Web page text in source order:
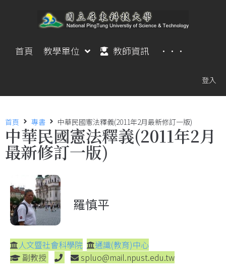
首頁 教學單位 教師資訊 ···
登入
首頁 專書 中華民國憲法釋義(2011年2月最新修訂一版)
中華民國憲法釋義(2011年2月
最新修訂一版)
羅慎平
人文暨社會科學院
通識(教育)中心
副教授
spluo@mail.npust.edu.tw